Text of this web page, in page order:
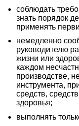
соблюдать
знать порядок
применять
немедленно
руководителю
жизни или
каждом
производстве,
инструмента,
средств,
здоровья;
выполнять